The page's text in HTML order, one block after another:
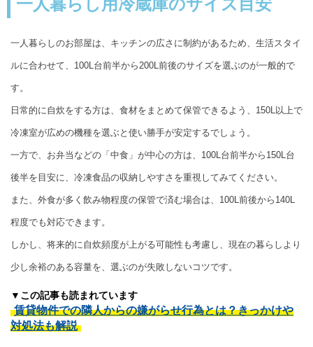
一人暮らしのお部屋は、キッチンの広さに制約があるため、生活スタイ
ルに合わせて、100L台前半から200L前後のサイズを選ぶのが一般的で
す。
日常的に自炊をする方は、食材をまとめて保管できるよう、150L以上で
冷凍室が広めの機種を選ぶと使い勝手が安定するでしょう。
一方で、お弁当などの「中食」が中心の方は、100L台前半から150L台
後半を目安に、冷凍食品の収納しやすさを重視してみてください。
また、外食が多く飲み物程度の保管で済む場合は、100L前後から140L
程度でも対応できます。
しかし、将来的に自炊頻度が上がる可能性も考慮し、現在の暮らしより
少し余裕のある容量を、選ぶのが失敗しないコツです。
▼この記事も読まれています
賃貸物件での隣人からの嫌がらせ行為とは？きっかけや
対処法も解説